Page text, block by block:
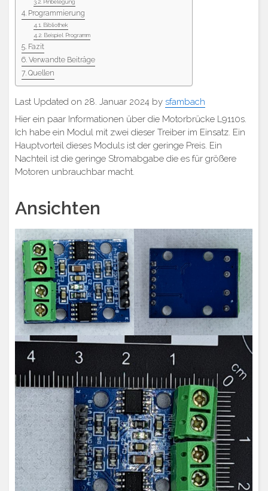
Programmierung
Bibliothek
Beispiel Programm
Fazit
Verwandte Beiträge
Quellen
Last Updated on 28. Januar 2024 by sfambach
Hier ein paar Informationen über die Motorbrücke L9110s.
Ich habe ein Modul mit zwei dieser Treiber im Einsatz. Ein
Hauptvorteil dieses Moduls ist der geringe Preis. Ein
Nachteil ist die geringe Stromabgabe die es für größere
Motoren unbrauchbar macht.
Ansichten